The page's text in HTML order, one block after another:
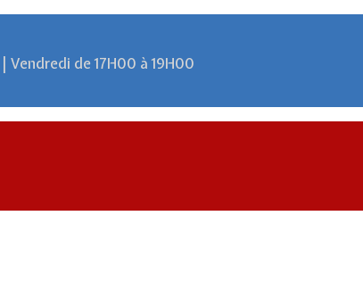
Vendredi de 17H00 à 19H00